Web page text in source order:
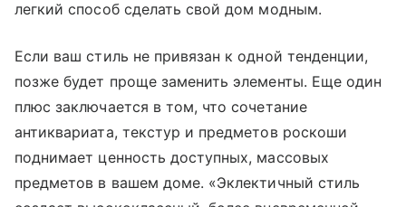
легкий способ сделать свой дом модным.
Если ваш стиль не привязан к одной тенденции,
позже будет проще заменить элементы. Еще один
плюс заключается в том, что сочетание
антиквариата, текстур и предметов роскоши
поднимает ценность доступных, массовых
предметов в вашем доме. «Эклектичный стиль